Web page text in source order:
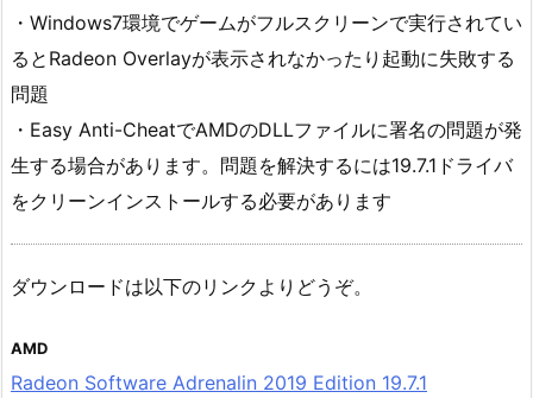
・Windows7環境でゲームがフルスクリーンで実行されてい
るとRadeon Overlayが表示されなかったり起動に失敗する
問題
・Easy Anti-CheatでAMDのDLLファイルに署名の問題が発
生する場合があります。問題を解決するには19.7.1ドライバ
をクリーンインストールする必要があります
ダウンロードは以下のリンクよりどうぞ。
AMD
Radeon Software Adrenalin 2019 Edition 19.7.1